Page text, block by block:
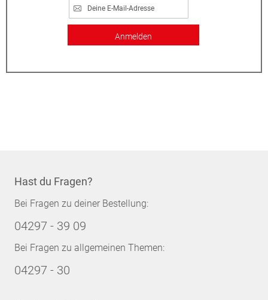
Anmelden
Hast du Fragen?
Bei Fragen zu deiner Bestellung:
04297 - 39 09
Bei Fragen zu allgemeinen Themen:
04297 - 30